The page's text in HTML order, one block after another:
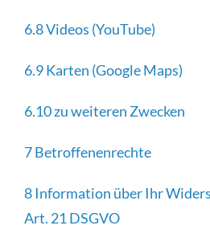
6.8 Videos (YouTube)
6.9 Karten (Google Maps)
6.10 zu weiteren Zwecken
7 Betroffenenrechte
8 Information über Ihr
Art. 21 DSGVO